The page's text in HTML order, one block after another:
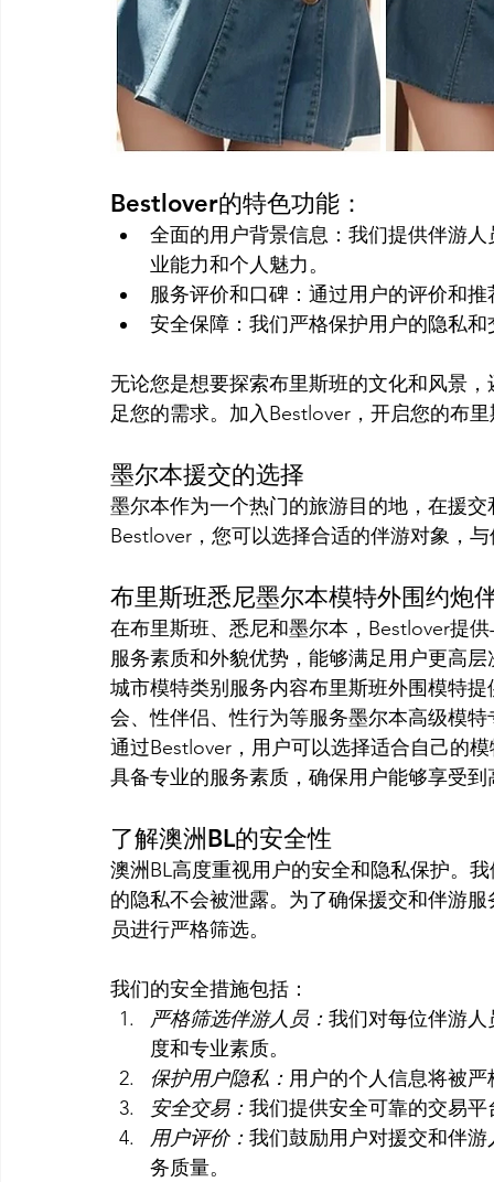
Bestlover的特色功能：
全面的用户背景信息：我们提供伴游
业能力和个人魅力。
服务评价和口碑：通过用户的评价和
安全保障：我们严格保护用户的隐私
无论您是想要探索布里斯班的文化和风景
足您的需求。加入Bestlover，开启您的布
墨尔本援交的选择
墨尔本作为一个热门的旅游目的地，在援
Bestlover，您可以选择合适的伴游对象，
布里斯班悉尼墨尔本模特外围约炮
在布里斯班、悉尼和墨尔本，Bestlover提
服务素质和外貌优势，能够满足用户更高层
城市模特类别服务内容布里斯班外围模特
会、性伴侣、性行为等服务墨尔本高级模
通过Bestlover，用户可以选择适合自己的
具备专业的服务素质，确保用户能够享受
了解澳洲BL的安全性
澳洲BL高度重视用户的安全和隐私保护。
的隐私不会被泄露。为了确保援交和伴游
员进行严格筛选。
我们的安全措施包括：
严格筛选伴游人员： 我们对每位伴游
度和专业素质。
保护用户隐私： 用户的个人信息将被
安全交易： 我们提供安全可靠的交易
用户评价： 我们鼓励用户对援交和伴
务质量。